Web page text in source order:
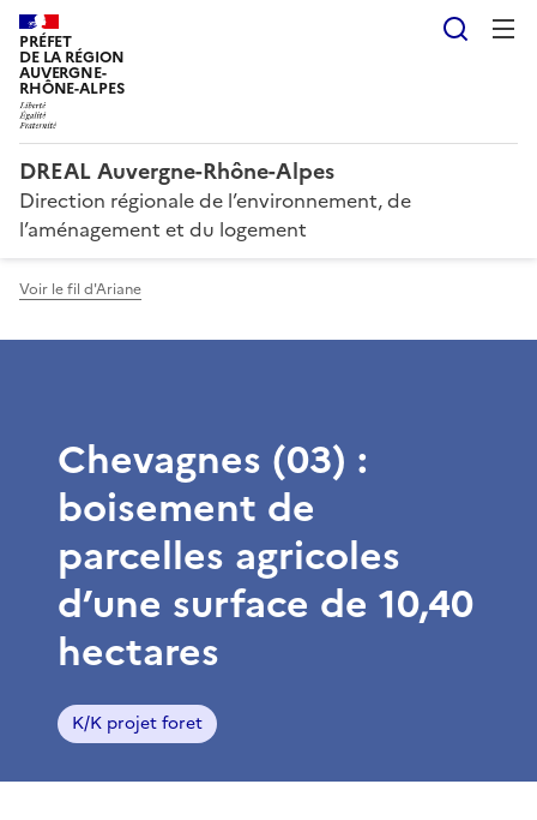
PRÉFET
DE LA RÉGION
AUVERGNE-
RHÔNE-ALPES
DREAL Auvergne-Rhône-Alpes
Direction régionale de l’environnement, de
l’aménagement et du logement
Voir le fil d'Ariane
Chevagnes (03) :
boisement de
parcelles agricoles
d’une surface de 10,40
hectares
K/K projet foret